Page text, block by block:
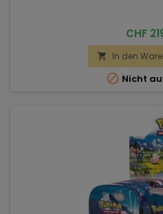
Preis
CHF
 In den
 Nicht